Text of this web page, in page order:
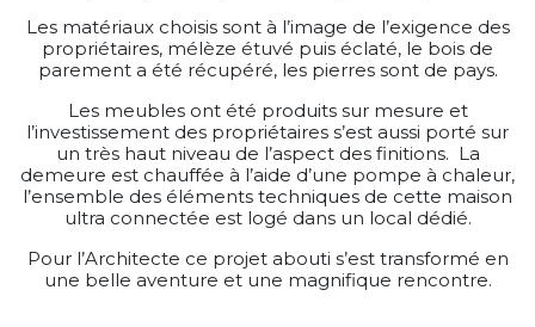
Les matériaux choisis sont à l’image de l’exigence des
propriétaires, mélèze étuvé puis éclaté, le bois de
parement a été récupéré, les pierres sont de pays.
Les meubles ont été produits sur mesure et
l’investissement des propriétaires s’est aussi porté sur
un très haut niveau de l’aspect des finitions. La
demeure est chauffée à l’aide d’une pompe à chaleur,
l’ensemble des éléments techniques de cette maison
ultra connectée est logé dans un local dédié.
Pour l’Architecte ce projet abouti s’est transformé en
une belle aventure et une magnifique rencontre.